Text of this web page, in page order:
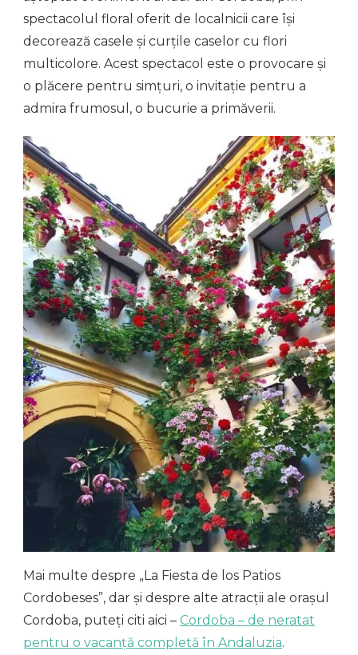
spectacolul floral oferit de localnicii care își
decorează casele și curțile caselor cu flori
multicolore. Acest spectacol este o provocare și
o plăcere pentru simțuri, o invitație pentru a
admira frumosul, o bucurie a primăverii.
Mai multe despre „La Fiesta de los Patios
Cordobeses”, dar și despre alte atracții ale orașul
Cordoba, puteți citi aici – Cordoba – de neratat
pentru o vacanță completă în Andaluzia.